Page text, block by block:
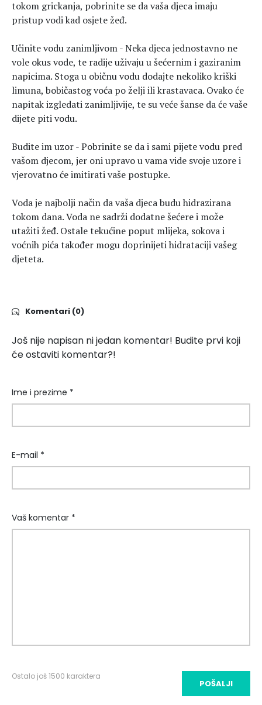
tokom grickanja, pobrinite se da vaša djeca imaju
pristup vodi kad osjete žeđ.
Učinite vodu zanimljivom - Neka djeca jednostavno ne
vole okus vode, te radije uživaju u šećernim i gaziranim
napicima. Stoga u običnu vodu dodajte nekoliko kriški
limuna, bobičastog voća po želji ili krastavaca. Ovako će
napitak izgledati zanimljivije, te su veće šanse da će vaše
dijete piti vodu.
Budite im uzor - Pobrinite se da i sami pijete vodu pred
vašom djecom, jer oni upravo u vama vide svoje uzore i
vjerovatno će imitirati vaše postupke.
Voda je najbolji način da vaša djeca budu hidrazirana
tokom dana. Voda ne sadrži dodatne šećere i može
utažiti žeđ. Ostale tekućine poput mlijeka, sokova i
voćnih pića također mogu doprinijeti hidrataciji vašeg
djeteta.
Komentari (0)
Još nije napisan ni jedan komentar! Budite prvi koji
će ostaviti komentar?!
Ime i prezime *
E-mail *
Vaš komentar *
Ostalo još1500 karaktera
POŠALJI